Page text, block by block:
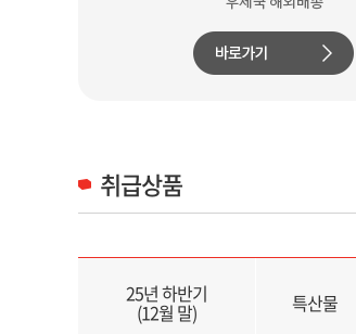
취급상품
취급상품 목록으로 2025년 하반기(12월말) 기준 특산물, 제철식품, 창구직접판매, 전통시장, 생활마트, 꽃배달, 해외배송 B2B를 제공합니다.
25년 하반기
(12월 말) 특산물